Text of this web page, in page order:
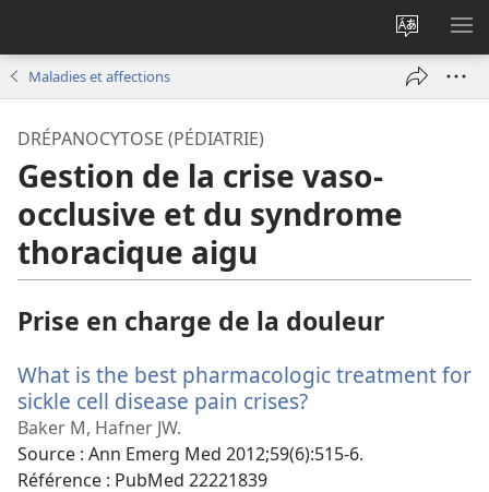
Changer
la
langue
Maladies et affections
DRÉPANOCYTOSE (PÉDIATRIE)
Gestion de la crise vaso-
occlusive et du syndrome
thoracique aigu
Prise en charge de la douleur
What is the best pharmacologic treatment for
sickle cell disease pain crises?
nouvelle
Baker M, Hafner JW.
Source ‎: Ann Emerg Med 2012;59(6):515-6.
Référence ‎: PubMed 22221839